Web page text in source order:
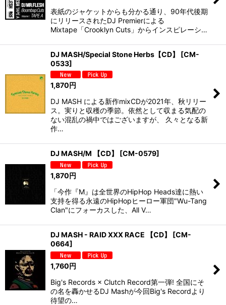
表紙のジャケットからも分かる通り、90年代後期
にリリースされたDJ Premierによる
Mixtape「Crooklyn Cuts」からインスピレーシ…
DJ MASH/Special Stone Herbs【CD】 [CM-
0533]
1,870円
DJ MASH による新作mixCDが2021年、秋リリー
ス。実りと収穫の季節。依然として収まる気配の
ない混乱の禍中ではございますが、 久々となる新
作…
DJ MASH/M 【CD】 [CM-0579]
1,870円
「今作『M』は全世界のHipHop Heads達に熱い
支持を得る永遠のHipHopヒーロー軍団"Wu-Tang
Clan"にフォーカスした、All V…
DJ MASH - RAID XXX RACE 【CD】 [CM-
0664]
1,760円
Big's Records × Clutch Record第一弾! 全国にそ
の名を轟かせるDJ Mashが今回Big's Recordより
待望の…